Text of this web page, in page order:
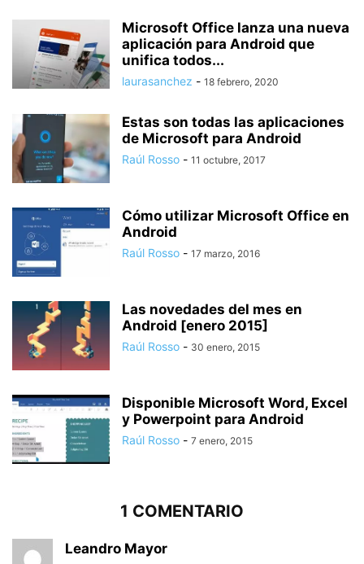
Microsoft Office lanza una nueva
aplicación para Android que
unifica todos...
laurasanchez - 18 febrero, 2020
Estas son todas las aplicaciones
de Microsoft para Android
Raúl Rosso - 11 octubre, 2017
Cómo utilizar Microsoft Office en
Android
Raúl Rosso - 17 marzo, 2016
Las novedades del mes en
Android [enero 2015]
Raúl Rosso - 30 enero, 2015
Disponible Microsoft Word, Excel
y Powerpoint para Android
Raúl Rosso - 7 enero, 2015
1 COMENTARIO
Leandro Mayor